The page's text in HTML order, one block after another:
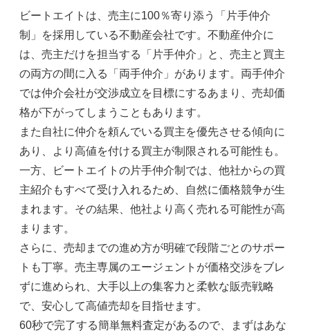
ビートエイトは、売主に100％寄り添う「片手仲介
制」を採用している不動産会社です。不動産仲介に
は、売主だけを担当する「片手仲介」と、売主と買主
の両方の間に入る「両手仲介」があります。両手仲介
では仲介会社が交渉成立を目標にするあまり、売却価
格が下がってしまうこともあります。
また自社に仲介を頼んでいる買主を優先させる傾向に
あり、より高値を付ける買主が制限される可能性も。
一方、ビートエイトの片手仲介制では、他社からの買
主紹介もすべて受け入れるため、自然に価格競争が生
まれます。その結果、他社より高く売れる可能性が高
まります。
さらに、売却までの進め方が明確で段階ごとのサポー
トも丁寧。売主専属のエージェントが価格交渉をブレ
ずに進められ、大手以上の集客力と柔軟な販売戦略
で、安心して高値売却を目指せます。
60秒で完了する簡単無料査定があるので、まずはあな